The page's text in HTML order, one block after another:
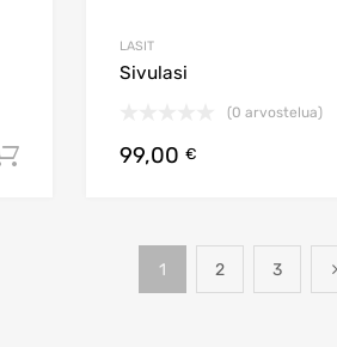
Lisää ostoskoriin
LASIT
Sivulasi
(0 arvostelua)
99,00 €
1 2 3